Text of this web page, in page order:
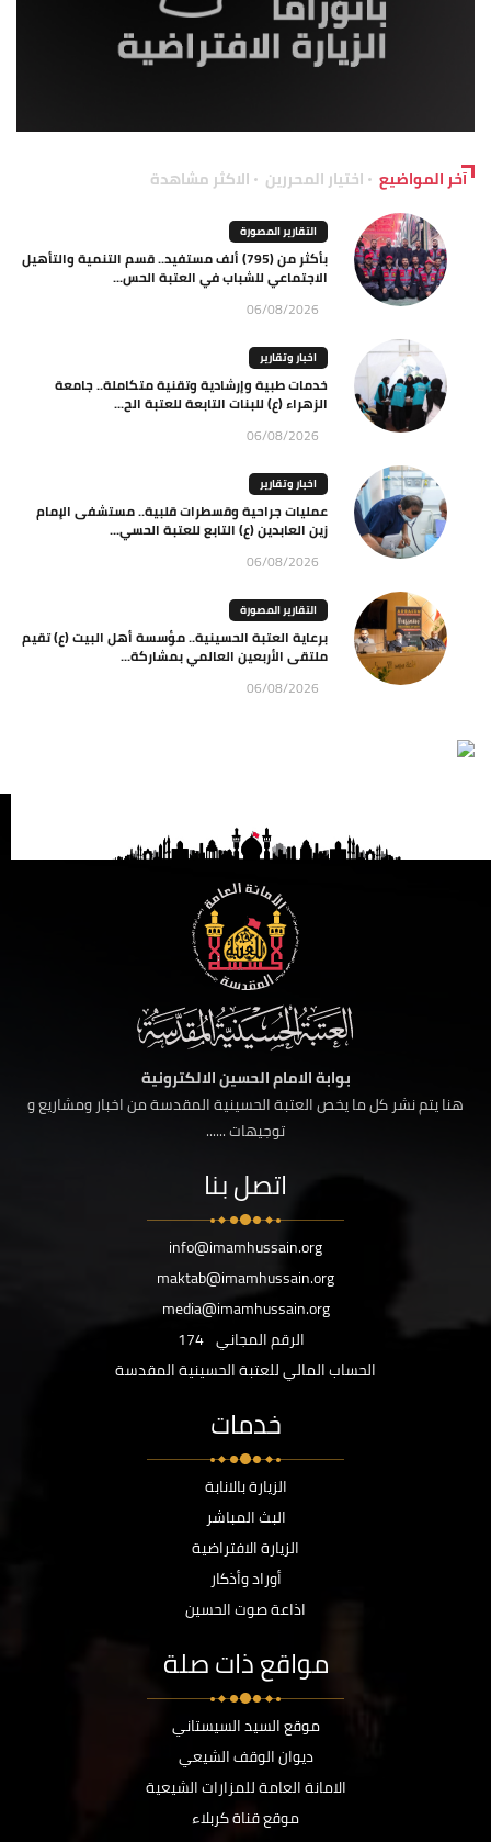
آخر المواضيع اختيار المحررين الاكثر مشاهدة
التقارير المصورة
بأكثر من (795) ألف مستفيد.. قسم التنمية والتأهيل
الاجتماعي للشباب في العتبة الحس...
06/08/2026
اخبار وتقارير
خدمات طبية وإرشادية وتقنية متكاملة.. جامعة
الزهراء (ع) للبنات التابعة للعتبة الح...
06/08/2026
اخبار وتقارير
عمليات جراحية وقسطرات قلبية.. مستشفى الإمام
زين العابدين (ع) التابع للعتبة الحسي...
06/08/2026
التقارير المصورة
برعاية العتبة الحسينية.. مؤسسة أهل البيت (ع) تقيم
ملتقى الأربعين العالمي بمشاركة...
06/08/2026
بوابة الامام الحسين الالكترونية
هنا يتم نشر كل ما يخص العتبة الحسينية المقدسة من اخبار ومشاريع و
توجيهات ......
اتصل بنا
info@imamhussain.org
maktab@imamhussain.org
media@imamhussain.org
الرقم المجاني 174
الحساب المالي للعتبة الحسينية المقدسة
خدمات
الزيارة بالانابة
البث المباشر
الزيارة الافتراضية
أوراد وأذكار
اذاعة صوت الحسين
مواقع ذات صلة
موقع السيد السيستاني
ديوان الوقف الشيعي
الامانة العامة للمزارات الشيعية
موقع قناة كربلاء